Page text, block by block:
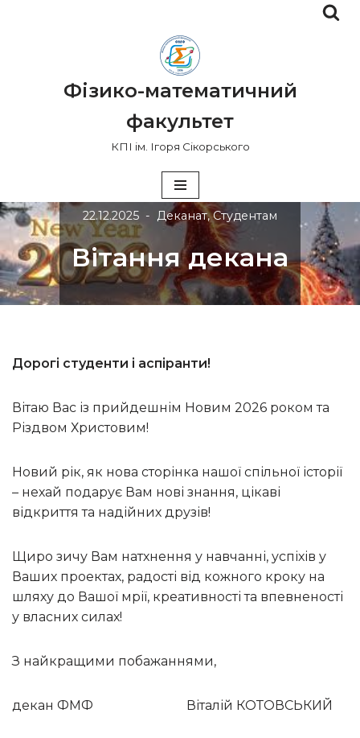
Фізико-математичний
факультет
КПІ ім. Ігоря Сікорського
22.12.2025 Деканат,Студентам
Вітання декана
Дорогі студенти і аспіранти!
Вітаю Вас із прийдешнім Новим 2026 роком та
Різдвом Христовим!
Новий рік, як нова сторінка нашої спільної історії
– нехай подарує Вам нові знання, цікаві
відкриття та надійних друзів!
Щиро зичу Вам натхнення у навчанні, успіхів у
Ваших проектах, радості від кожного кроку на
шляху до Вашої мрії, креативності та впевненості
у власних силах!
З найкращими побажаннями,
декан ФМФ Віталій КОТОВСЬКИЙ